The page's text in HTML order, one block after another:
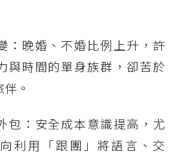
：晚婚、不婚比例上升，許
與時間的單身族群，卻苦於
。
包：安全成本意識提高，尤
利用「跟團」將語言、交